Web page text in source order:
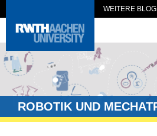
WEITERE
ROBOTIK UND